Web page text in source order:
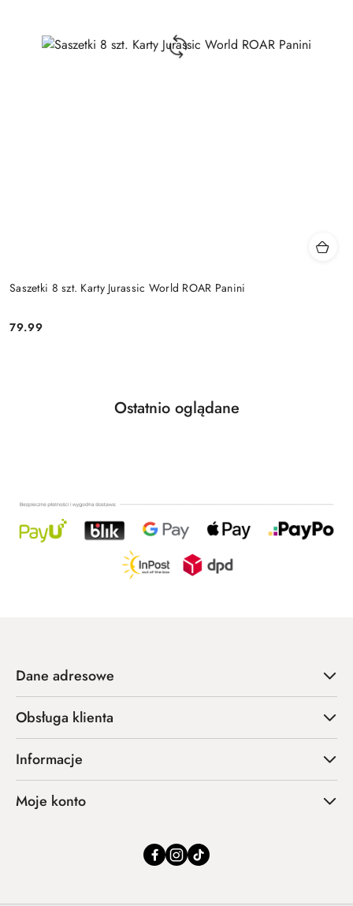
Saszetki 8 szt. Karty Jurassic World ROAR Panini
Cena:
79.99
Pomiń karuzelę produktów
Produkty
Ostatnio oglądane
Dane adresowe
Obsługa klienta
Informacje
Moje konto